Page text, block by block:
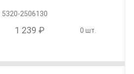
5320-2506130
1 239 ₽ 0 шт.